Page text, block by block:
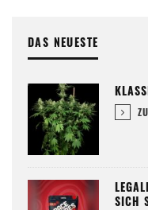
DAS NEUESTE
SICH